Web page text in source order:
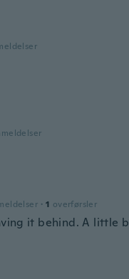
· 1 overførsler
it behind. A little